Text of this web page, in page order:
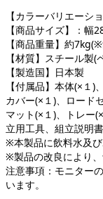
【カラーバリエーシ
【商品サイズ】：幅
【商品重量】約
【材質】スチール製
【製造国】日本製
【付属品】本体(×１
カバー(×１)、ロード
マット(×１)、トレー
立用工具、組立説明書
※本製品に飲料水及び
※製品の改良により、
注意事項：モニター
います。